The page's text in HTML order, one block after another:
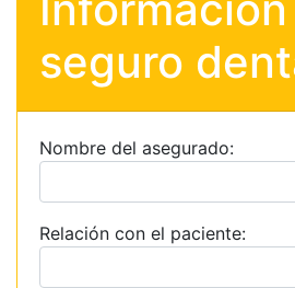
seguro
Nombre del asegurado:
Relación con el paciente: